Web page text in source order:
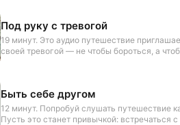
Под руку с тревогой
19 минут. Это аудио путешествие
своей тревогой — не чтобы бороться, а
Быть себе другом
12 минут. Попробуй слушать путешествие
Пусть это станет привычкой: встречаться